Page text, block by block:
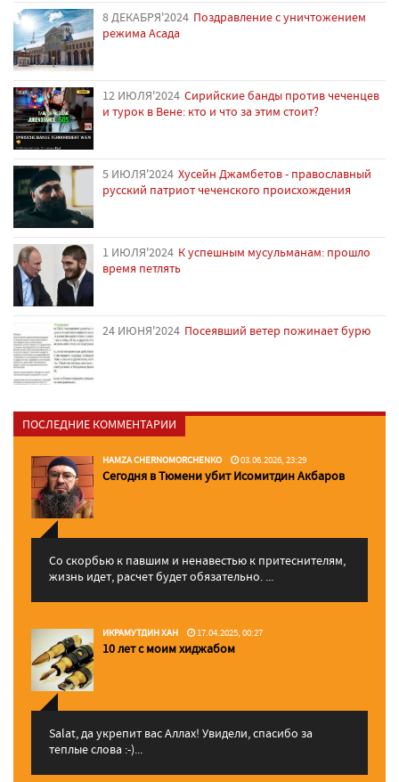
8 ДЕКАБРЯ'2024 Поздравление с уничтожением
режима Асада
12 ИЮЛЯ'2024 Сирийские банды против чеченцев
и турок в Вене: кто и что за этим стоит?
5 ИЮЛЯ'2024 Хусейн Джамбетов - православный
русский патриот чеченского происхождения
1 ИЮЛЯ'2024 К успешным мусульманам: прошло
время петлять
24 ИЮНЯ'2024 Посеявший ветер пожинает бурю
ПОСЛЕДНИЕ КОММЕНТАРИИ
HAMZA CHERNOMORCHENKO 03.06.2026, 23:29
Сегодня в Тюмени убит Исомитдин Акбаров
Со скорбью к павшим и ненавестью к притеснителям,
жизнь идет, расчет будет обязательно. ...
ИКРАМУТДИН ХАН 17.04.2025, 00:27
10 лет с моим хиджабом
Salat, да укрепит вас Аллаx! Увидели, спасибо за
теплые слова :-)...